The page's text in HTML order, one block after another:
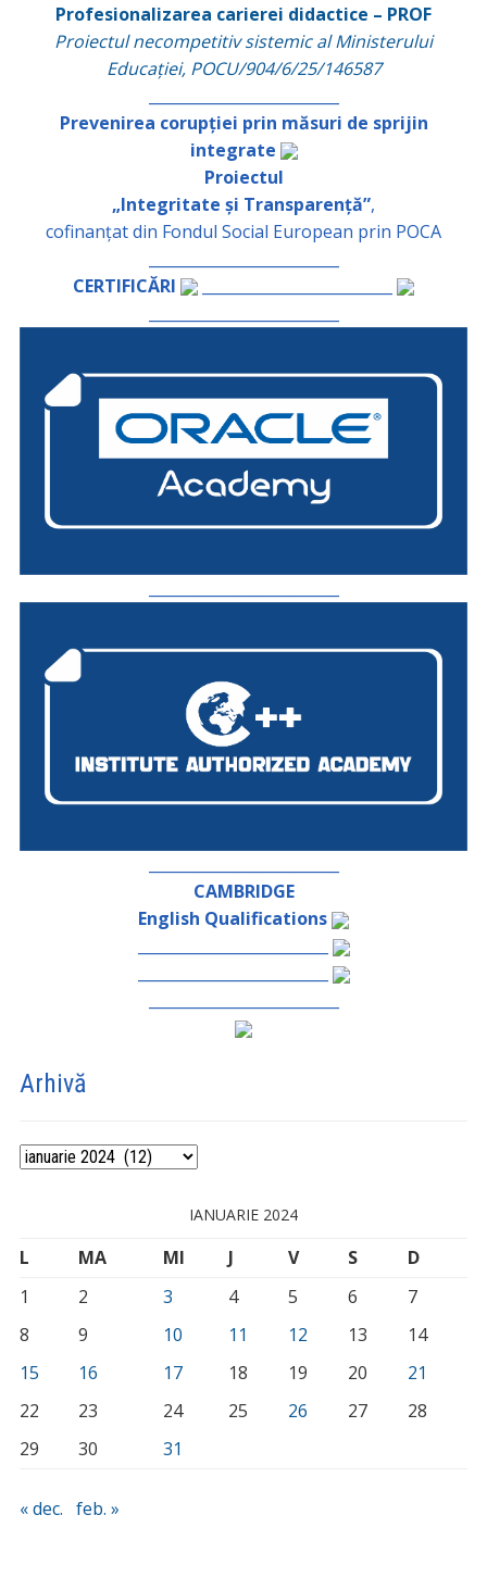
Profesionalizarea carierei didactice – PROF
Proiectul necompetitiv sistemic al Ministerului
Educației, POCU/904/6/25/146587
Prevenirea corupției prin măsuri de sprijin
integrate
Proiectul
„Integritate și Transparență”,
cofinanțat din Fondul Social European prin POCA
CERTIFICĂRI
CAMBRIDGE
English Qualifications
Arhivă
Arhivă
IANUARIE 2024
L MA MI J V S
D
1
2 3 4 5 6
7
8
9 10 11 12 13
14
15
16 17 18 19 20
21
22
23 24 25 26 27
28
29
30 31
« dec. feb. »